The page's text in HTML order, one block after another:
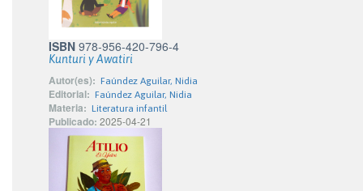
ISBN 978-956-420-796-4
Kunturi y Awatiri
Autor(es): Faúndez Aguilar, Nidia
Editorial: Faúndez Aguilar, Nidia
Materia: Literatura infantil
Publicado: 2025-04-21